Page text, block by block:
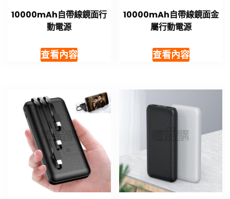
10000mAh自帶線鏡面行
動電源
查看內容
10000mAh自帶線鏡面金
屬行動電源
查看內容